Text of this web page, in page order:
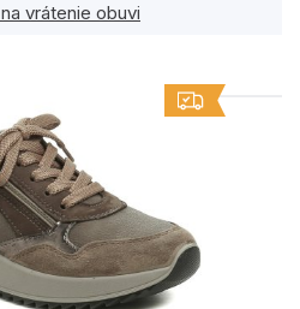
vrátenie obuvi
PRODUKTY